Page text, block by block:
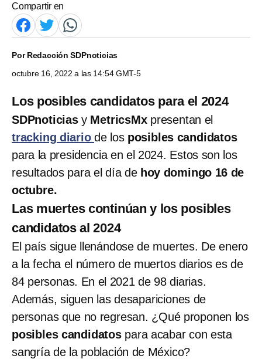
Compartir en
PorRedacción SDPnoticias
octubre 16, 2022 a las 14:54 GMT-5
Los posibles candidatos para el 2024
SDPnoticiasy MetricsMx presentan el
tracking diario de los posibles candidatos
para la presidencia en el 2024. Estos son los
resultados para el día dehoy domingo 16 de
octubre.
Las muertes continúan y los posibles
candidatos al 2024
El país sigue llenándose de muertes. De enero
a la fecha el número de muertos diarios es de
84 personas. En el 2021 de 98 diarias.
Además, siguen las desapariciones de
personas que no regresan. ¿Qué proponen los
posibles candidatospara acabar con esta
sangría de la población de México?